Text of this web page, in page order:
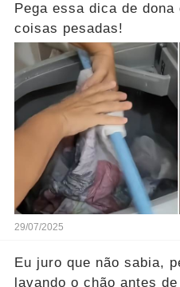
Pega essa dica de
coisas pesadas!
29/07/2025
Eu juro que não sabia,
lavando o chão antes